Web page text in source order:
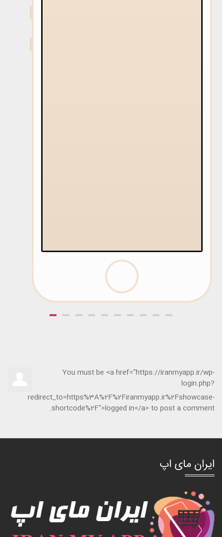
You must be <a href="https://iranmyapp.ir/wp-
login.php?
redirect_to=https%3A%2F%2Firanmyapp.ir%2Fshowcase-
shortcode%2F">logged in</a> to post a comment.
ایران مای اپ